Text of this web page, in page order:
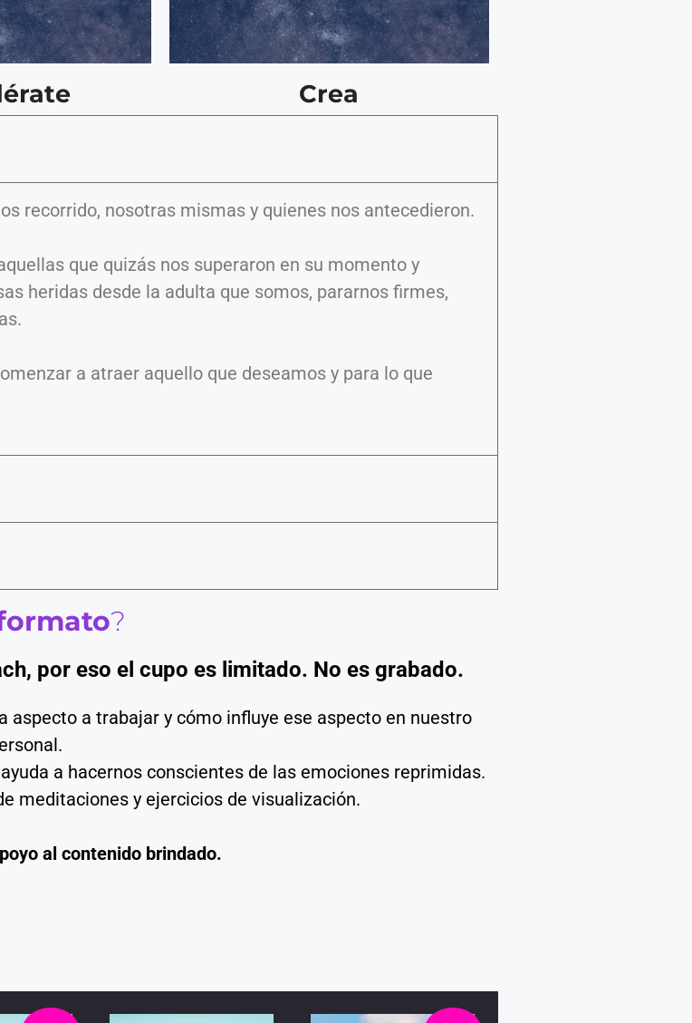
Crea
recorrido, nosotras mismas y quienes nos antecedieron.
que quizás nos superaron en su momento y
heridas desde la adulta que somos, pararnos firmes,
a atraer aquello que deseamos y para lo que
?
por eso el cupo es limitado. No es grabado.
a trabajar y cómo influye ese aspecto en nuestro
a hacernos conscientes de las emociones reprimidas.
meditaciones y ejercicios de visualización.
al contenido brindado.